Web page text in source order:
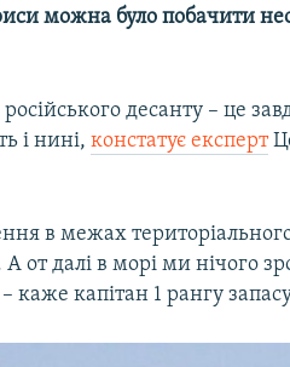
можна було побачити
російського десанту – це
і нині,констатує експерт
в межах
А от далі в морі ми нічого
каже капітан 1 рангу